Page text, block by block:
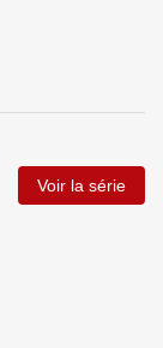
Voir la série